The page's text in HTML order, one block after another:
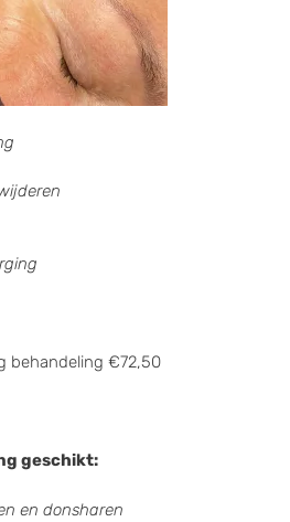
behandeling €72,50
geschikt:
en donsharen